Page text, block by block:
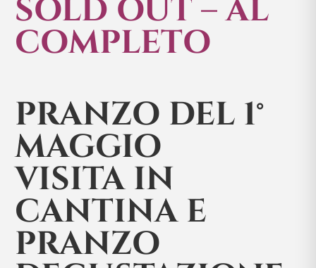
SOLD OUT – AL
COMPLETO
PRANZO DEL 1°
MAGGIO
VISITA IN
CANTINA E
PRANZO